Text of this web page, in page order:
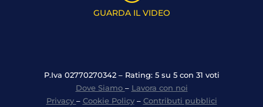
GUARDA IL VIDEO
P.Iva 02770270342 – Rating: 5 su 5 con 31 voti
Dove Siamo – Lavora con noi
Privacy – Cookie Policy– Contributi pubblici